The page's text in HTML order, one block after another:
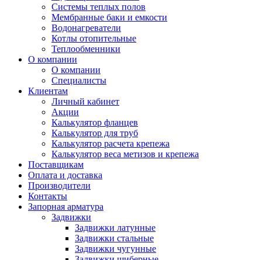
Системы теплых полов
Мембранные баки и емкости
Водонагреватели
Котлы отопительные
Теплообменники
О компании
О компании
Специалисты
Клиентам
Личный кабинет
Акции
Калькулятор фланцев
Калькулятор для труб
Калькулятор расчета крепежа
Калькулятор веса метизов и крепежа
Поставщикам
Оплата и доставка
Производители
Контакты
Запорная арматура
Задвижки
Задвижки латунные
Задвижки стальные
Задвижки чугунные